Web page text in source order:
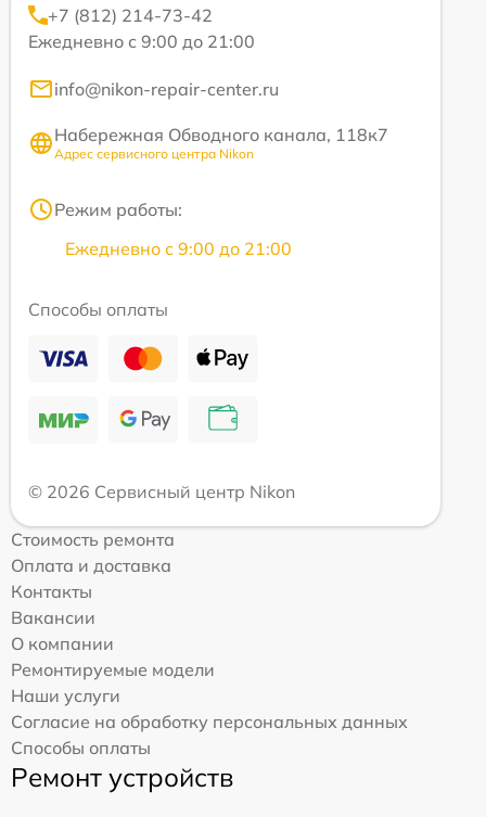
+7 (812) 214-73-42
Ежедневно с 9:00 до 21:00
info@nikon-repair-center.ru
Набережная Обводного канала, 118к7
Адрес сервисного центра Nikon
Режим работы:
Ежедневно с 9:00 до 21:00
Способы оплаты
© 2026 Сервисный центр Nikon
Стоимость ремонта
Оплата и доставка
Контакты
Вакансии
О компании
Ремонтируемые модели
Наши услуги
Согласие на обработку персональных данных
Способы оплаты
Ремонт устройств